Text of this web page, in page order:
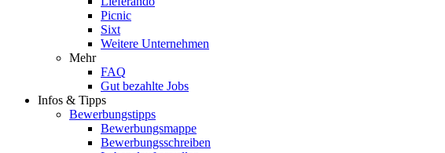
Picnic
Sixt
Weitere Unternehmen
Mehr
FAQ
Gut bezahlte Jobs
Infos & Tipps
Bewerbungstipps
Bewerbungsmappe
Bewerbungsschreiben